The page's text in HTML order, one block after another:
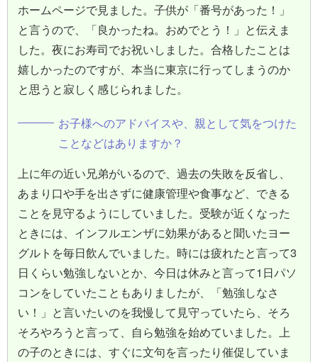
ホームページで見ました。子供が「番号があった！」
と言うので、「良かったね。おめでとう！」と伝えま
した。夜にお寿司でお祝いしました。合格したことは
嬉しかったのですが、本当に東京に行ってしまうのか
と思うと寂しく感じられました。
お子様へのアドバイスや、親として気をつけた
ことなどはありますか？
上に年の近い兄弟がいるので、過去の失敗を反省し、
あまり口や手を出さずに健康管理や食事など、できる
ことを見守るようにしていました。受験が近くなった
ときには、インフルエンザに効果があると聞いたヨー
グルトを毎日飲んでいました。時には疲れたと言って3
日くらい勉強しないとか、今日は休みと言って1日パソ
コンをしていたこともありましたが、「勉強しなさ
い！」と言いたいのを我慢して見守っていたら、そろ
そろやろうと言って、自ら勉強を始めていました。上
の子のときには、すぐに文句を言ったり催促していま